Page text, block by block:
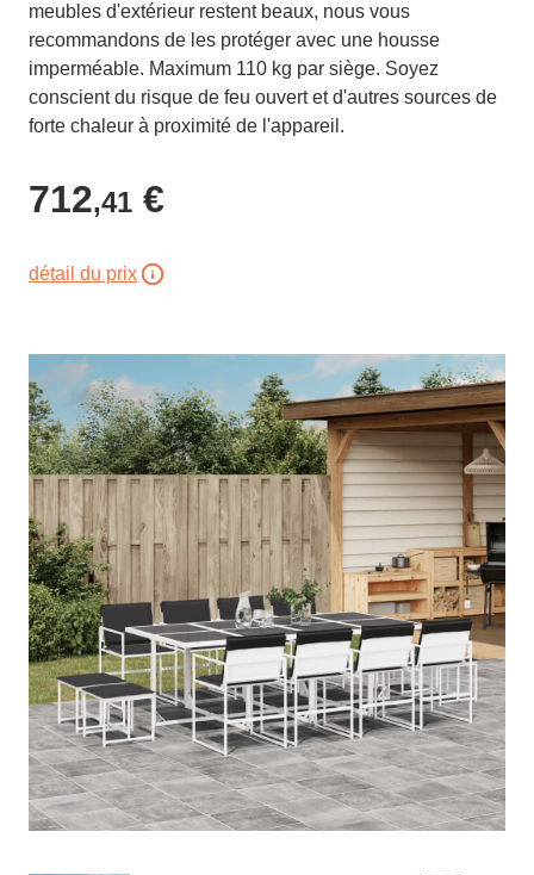
meubles d'extérieur restent beaux, nous vous
recommandons de les protéger avec une housse
imperméable. Maximum 110 kg par siège. Soyez
conscient du risque de feu ouvert et d'autres sources de
forte chaleur à proximité de l'appareil.
712,41 €
détail du prix